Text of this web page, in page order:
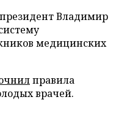
Владимир
медицинских
правила
врачей.